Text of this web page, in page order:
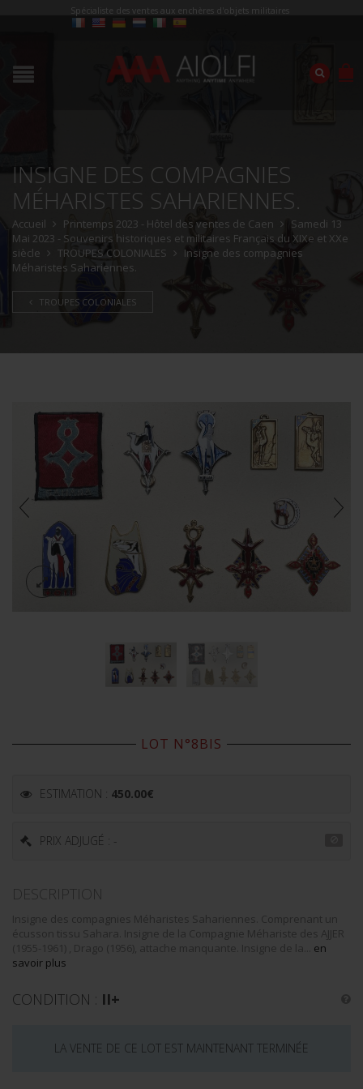
Spécialiste des ventes aux enchères d'objets militaires
INSIGNE DES COMPAGNIES
MÉHARISTES SAHARIENNES.
Accueil Printemps 2023 - Hôtel des ventes de Caen
Samedi 13
Mai 2023 - Souvenirs historiques et militaires Français du XIXe et XXe
siècle
TROUPES COLONIALES
Insigne des compagnies
Méharistes Sahariennes.
TROUPES COLONIALES
LOT N°8BIS
ESTIMATION : 450.00€
PRIX ADJUGÉ : -
DESCRIPTION
Insigne des compagnies Méharistes Sahariennes. Comprenant un
écusson tissu Sahara. Insigne de la Compagnie Méhariste des AJJER
(1955-1961) , Drago (1956), attache manquante. Insigne de la... en
savoir plus
CONDITION : II+
LA VENTE DE CE LOT EST MAINTENANT TERMINÉE